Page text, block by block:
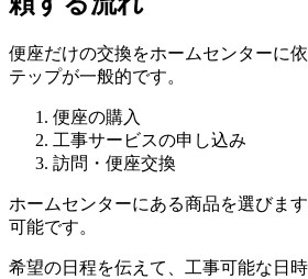
便座だけの交換をホームセンターに
テップが一般的です。
便座の購入
工事サービスの申し込み
訪問・便座交換
ホームセンターにある商品を選びま
可能です。
希望の日程を伝えて、工事可能な日